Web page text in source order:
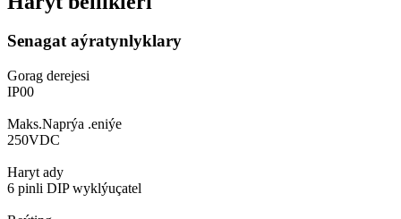
Senagat aýratynlyklary
Gorag derejesi
IP00
Maks.Naprýa .eniýe
250VDC
Haryt ady
6 pinli DIP wyklýuçatel